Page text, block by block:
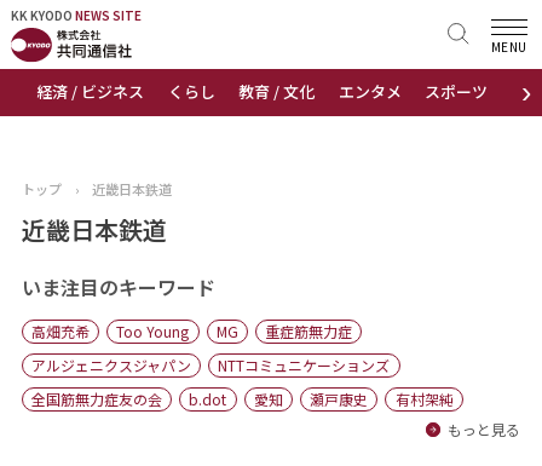
KK KYODO NEWS SITE
›
経済 / ビジネス くらし 教育 / 文化 エンタメ スポーツ 地域
MENU
KK KYODONEWS SITE
トップページ
ニュース
おすすめコンテンツ
出版物
会社概要
トップ › 近畿日本鉄道
近畿日本鉄道
いま注目のキーワード
高畑充希 Too Young MG
重症筋無力症
アルジェニクスジャパン
NTTコミュニケーションズ
全国筋無力症友の会
b.dot 愛知 瀬戸康史
有村架純
もっと見る